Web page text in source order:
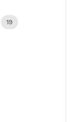
19